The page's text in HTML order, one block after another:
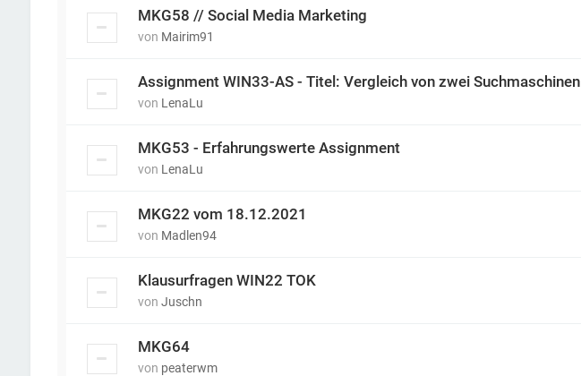
MKG58 // Social Media Marketing
von Mairim91
Assignment WIN33-AS - Titel: Vergleich von zwei Suchmaschinen
von LenaLu
MKG53 - Erfahrungswerte Assignment
von LenaLu
MKG22 vom 18.12.2021
von Madlen94
Klausurfragen WIN22 TOK
von Juschn
MKG64
von peaterwm